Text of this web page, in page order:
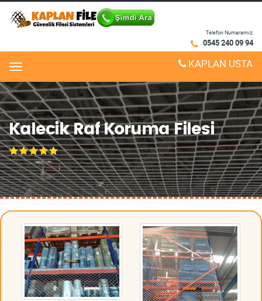
Telefon Numaramız:
0545 240 09 94
Menu KAPLAN USTA
Kalecik Raf Koruma Filesi